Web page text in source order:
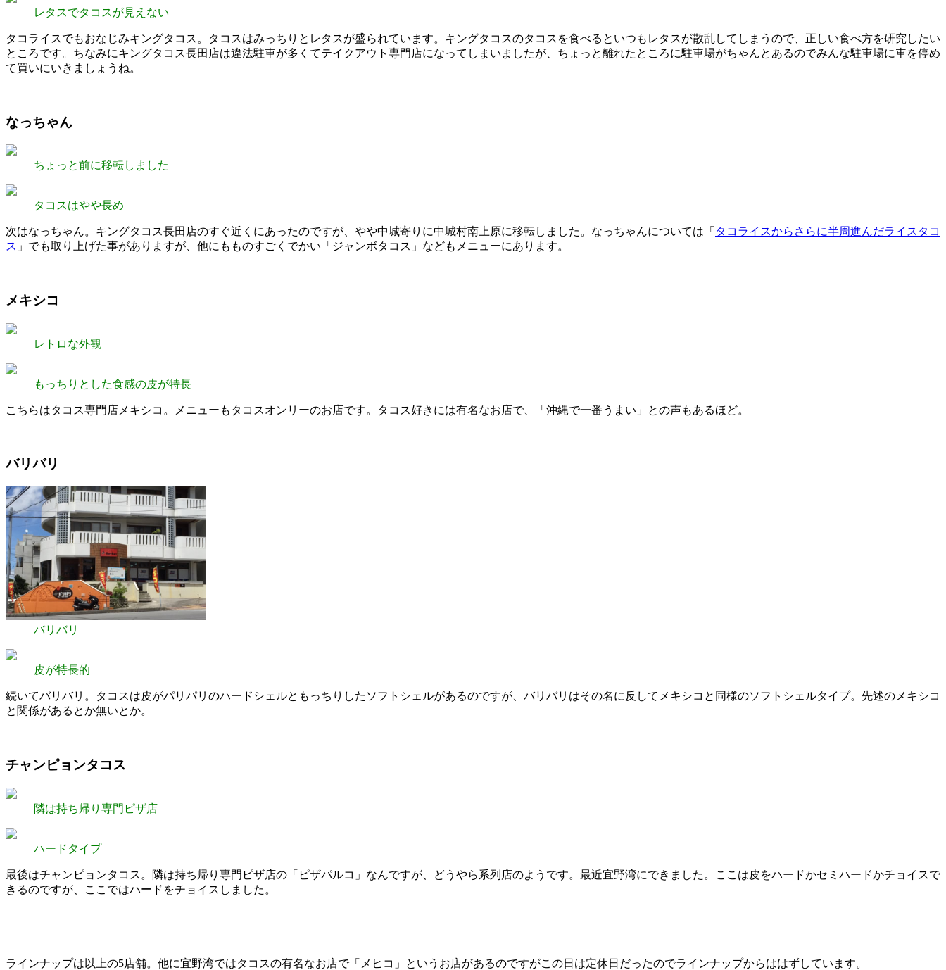
レタスでタコスが見えない
タコライスでもおなじみキングタコス。タコスはみっちりとレタスが盛られています。キングタコスのタコスを食べるといつもレタスが散乱してしまうので、正しい食べ方を研究したい
ところです。ちなみにキングタコス長田店は違法駐車が多くてテイクアウト専門店になってしまいましたが、ちょっと離れたところに駐車場がちゃんとあるのでみんな駐車場に車を停め
て買いにいきましょうね。
なっちゃん
ちょっと前に移転しました
タコスはやや長め
次はなっちゃん。キングタコス長田店のすぐ近くにあったのですが、 やや中城寄りに中城村南上原に移転しました。なっちゃんについては「 タコライスからさらに半周進んだライスタコ
ス 」でも取り上げた事がありますが、他にもものすごくでかい「ジャンボタコス」などもメニューにあります。
メキシコ
レトロな外観
もっちりとした食感の皮が特長
こちらはタコス専門店メキシコ。メニューもタコスオンリーのお店です。タコス好きには有名なお店で、「沖縄で一番うまい」との声もあるほど。
バリバリ
バリバリ
皮が特長的
続いてバリバリ。タコスは皮がパリパリのハードシェルともっちりしたソフトシェルがあるのですが、バリバリはその名に反してメキシコと同様のソフトシェルタイプ。先述のメキシコ
と関係があるとか無いとか。
チャンピョンタコス
隣は持ち帰り専門ピザ店
ハードタイプ
最後はチャンピョンタコス。隣は持ち帰り専門ピザ店の「ピザパルコ」なんですが、どうやら系列店のようです。最近宜野湾にできました。ここは皮をハードかセミハードかチョイスで
きるのですが、ここではハードをチョイスしました。
ラインナップは以上の5店舗。他に宜野湾ではタコスの有名なお店で「メヒコ」というお店があるのですがこの日は定休日だったのでラインナップからははずしています。